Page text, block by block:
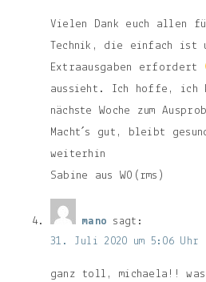
Vielen Dank euch allen
Technik, die einfach ist
Extraausgaben erfordert
aussieht. Ich hoffe, ich
nächste Woche zum
Macht´s gut, bleibt
weiterhin
Sabine aus WO(rms)
mano sagt:
31. Juli 2020 um 5:06 Uhr
ganz toll, michaela!!